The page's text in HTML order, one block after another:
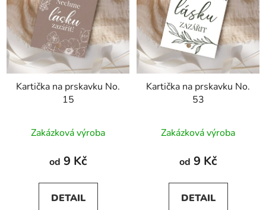
Kartička na prskavku No.
15
Zakázková výroba
od 9 Kč
DETAIL
Kartička na prskavku No.
53
Zakázková výroba
od 9 Kč
DETAIL